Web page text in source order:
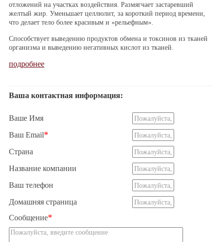
отложений на участках воздействия. Размягчает застаревший
желтый жир. Уменьшает целлюлит, за короткий период времени,
что делает тело более красивым и «рельефным».
Способствует выведению продуктов обмена и токсинов из тканей
организма и выведению негативных кислот из тканей.
подробнее
Ваша контактная информация:
Ваше Имя
Ваш Email*
Страна
Название компании
Ваш телефон
Домашняя страница
Сообщение*